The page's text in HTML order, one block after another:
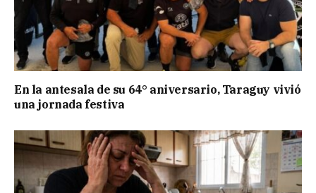
En la antesala de su 64° aniversario, Taraguy vivió
una jornada festiva